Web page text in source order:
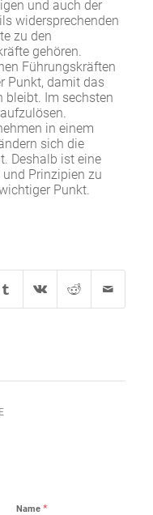
und auch der
widersprechenden
zu den
gehören.
Führungskräften
Punkt, damit das
bleibt. Im sechsten
in einem
sich die
Deshalb ist eine
Prinzipien zu
Punkt.
Name *